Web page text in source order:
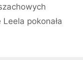
pokonała